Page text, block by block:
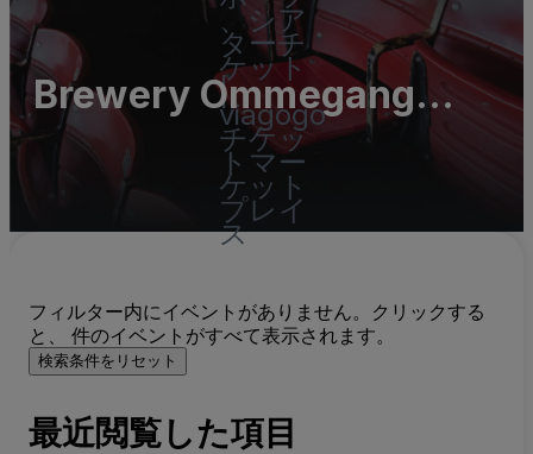
、シア
ターチ
ケット
|
viagogo
チケッ
トマー
ケット
プレイ
ス
Brewery Ommegang
Parking Lots (InActive)
フィルター内にイベントがありません。クリックする
と、 件のイベントがすべて表示されます。
検索条件をリセット
最近閲覧した項目